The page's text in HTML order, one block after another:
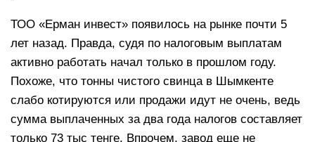
ТОО «Ерман инвест» появилось на рынке почти 5
лет назад. Правда, судя по налоговым выплатам
активно работать начал только в прошлом году.
Похоже, что тонны чистого свинца в Шымкенте
слабо котируются или продажи идут не очень, ведь
сумма выплаченных за два года налогов составляет
только 73 тыс тенге. Впрочем, завод еще не